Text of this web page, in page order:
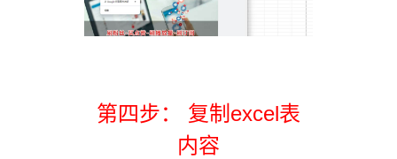
第四步： 复制excel表
内容